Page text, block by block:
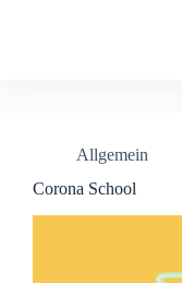
Allgemein
Corona School